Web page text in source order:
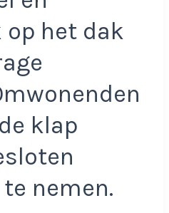
het dak
klap
nemen.